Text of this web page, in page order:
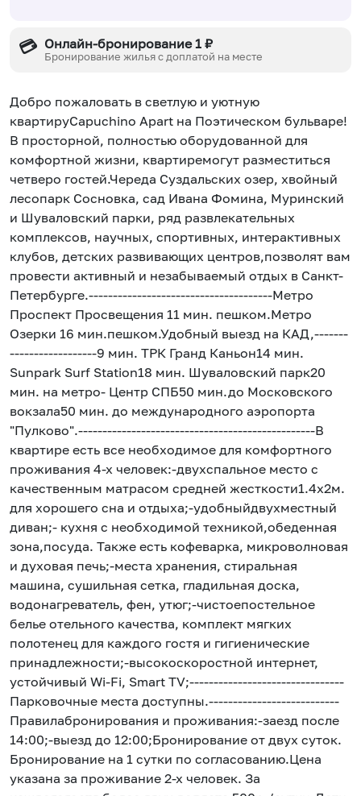
💳 Онлайн-бронирование 1 ₽
Бронирование жилья с доплатой на месте
Добро пожаловать в светлую и уютную
квартируCapuchino Apart на Поэтическом бульваре!
В просторной, полностью оборудованной для
комфортной жизни, квартиремогут разместиться
четверо гостей.Череда Суздальских озер, хвойный
лесопарк Сосновка, сад Ивана Фомина, Муринский
и Шуваловский парки, ряд развлекательных
комплексов, научных, спортивных, интерактивных
клубов, детских развивающих центров,позволят вам
провести активный и незабываемый отдых в Санкт-
Петербурге.--------------------------------------Метро
Проспект Просвещения 11 мин. пешком.Метро
Озерки 16 мин.пешком.Удобный выезд на КАД,-------
------------------9 мин. ТРК Гранд Каньон14 мин.
Sunpark Surf Station18 мин. Шуваловский парк20
мин. на метро- Центр СПБ50 мин.до Московского
вокзала50 мин. до международного аэропорта
"Пулково".‐------------------------------------------------В
квартире есть все необходимое для комфортного
проживания 4-х человек:-двухспальное место с
качественным матрасом средней жесткости1.4х2м.
для хорошего сна и отдыха;-удобныйдвухместный
диван;- кухня с необходимой техникой,обеденная
зона,посуда. Также есть кофеварка, микроволновая
и духовая печь;-места хранения, стиральная
машина, сушильная сетка, гладильная доска,
водонагреватель, фен, утюг;-чистоепостельное
белье отельного качества, комплект мягких
полотенец для каждого гостя и гигиенические
принадлежности;-высокоскоростной интернет,
устойчивый Wi-Fi, Smart TV;--------------------------------
Парковочные места доступны.---------------------------
Правилабронирования и проживания:-заезд после
14:00;-выезд до 12:00;Бронирование от двух суток.
Бронирование на 1 сутки по согласованию.Цена
указана за проживание 2-х человек. За